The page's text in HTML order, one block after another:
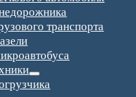
транспорта